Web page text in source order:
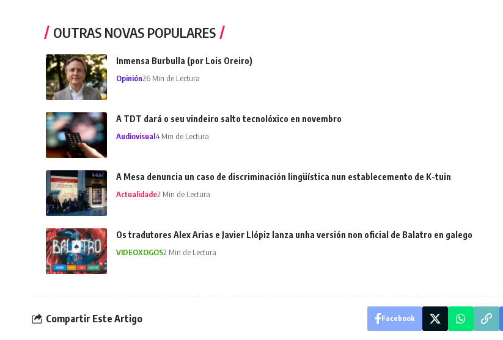
OUTRAS NOVAS POPULARES
Inmensa Burbulla (por Lois Oreiro)
Opinión26 Min de Lectura
A TDT dará o seu vindeiro salto tecnolóxico en novembro
Audiovisual4 Min de Lectura
A Mesa denuncia un caso de discriminación lingüística nun establecemento de K-tuin
Actualidade2 Min de Lectura
Os tradutores Alex Arias e Javier Llópiz lanza unha versión non oficial de Balatro en galego
VIDEOXOGOS2 Min de Lectura
Compartir Este Artigo Facebook